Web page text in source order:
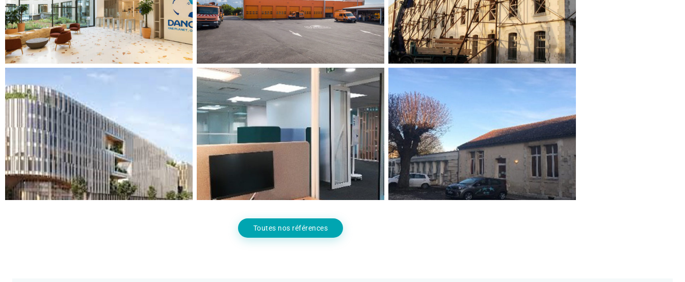
Tertiaire Tertiaire Tertiaire
ACCOMPAGNEMENT DE SQUARE
SUR L’OPÉRATION TECHNIP FMC
Tertiaire
TRAVAUX D’AMÉNAGEMENTS
TERTIAIRES
Tertiaire
AUDIT ÉNERGÉTIQUES DE
BÂTIMENTS 13 BÂTIMENTS
Tertiaire
Toutes nos références